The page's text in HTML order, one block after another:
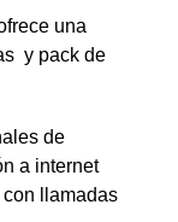
una
y pack de
de
a internet
llamadas